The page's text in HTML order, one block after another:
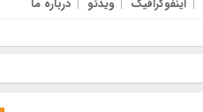
اینفوگرافیک ویدئو درباره ما